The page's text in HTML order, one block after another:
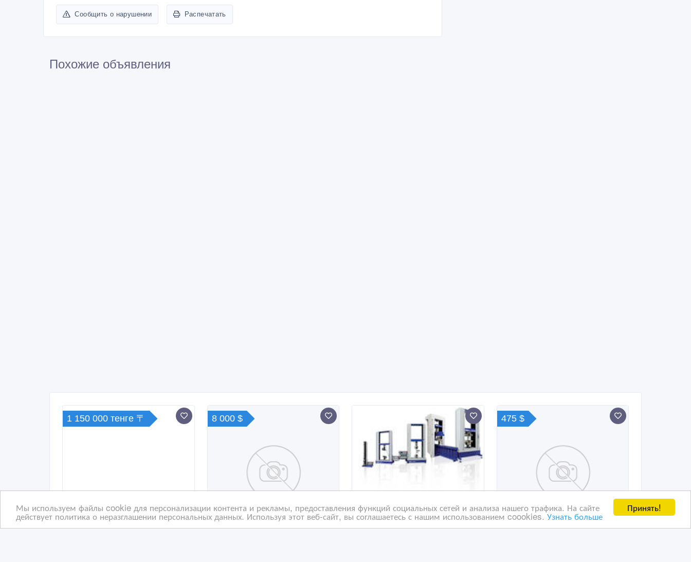
Принять!
Мы используем файлы cookie для персонализации контента и рекламы, предоставления функций социальных сетей и анализа нашего трафика. На сайте
действует политика о неразглашении персональных данных. Используя этот веб-сайт, вы соглашаетесь с нашим использованием coookies.Узнать больше
Сообщить о нарушении Распечатать
Похожие объявления
1 150 000 тенге 〒 8 000 $ 475 $